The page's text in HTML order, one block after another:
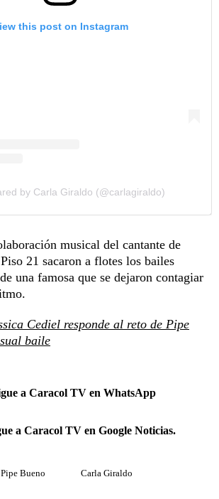
this post on Instagram
by Carla Giraldo (@carlagiraldo)
musical del cantante de
21 sacaron a flotes los bailes
una famosa que se dejaron contagiar
Cediel responde al reto de Pipe
baile
a Caracol TV en WhatsApp
a Caracol TV en Google Noticias.
Pipe Bueno Carla Giraldo